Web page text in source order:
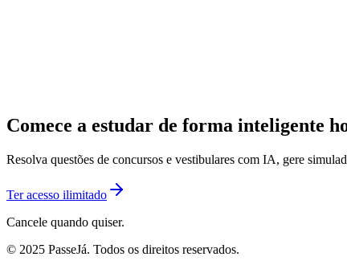
Comece a estudar de forma inteligente
Resolva questões de concursos e vestibulares com IA, gere
Ter acesso ilimitado
Cancele quando quiser.
© 2025 PasseJá. Todos os direitos reservados.